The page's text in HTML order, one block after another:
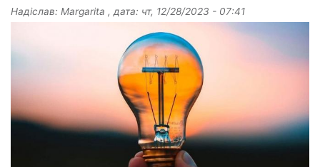
Надіслав: Margarita , дата: чт, 12/28/2023 - 07:41